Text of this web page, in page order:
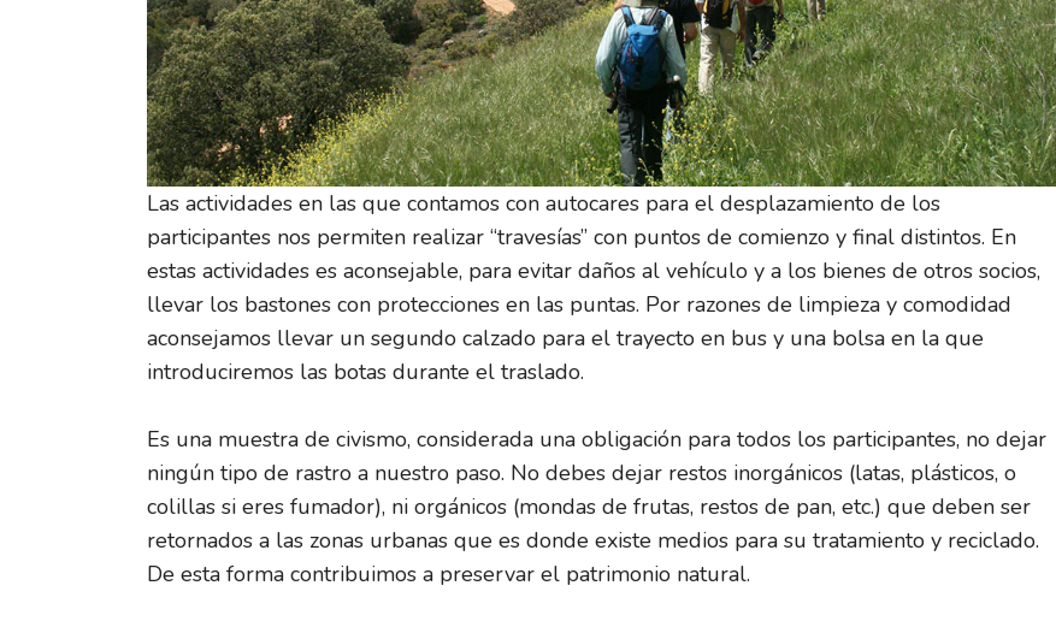
Las actividades en las que contamos con autocares para el desplazamiento de los
participantes nos permiten realizar “travesías” con puntos de comienzo y final distintos. En
estas actividades es aconsejable, para evitar daños al vehículo y a los bienes de otros socios,
llevar los bastones con protecciones en las puntas. Por razones de limpieza y comodidad
aconsejamos llevar un segundo calzado para el trayecto en bus y una bolsa en la que
introduciremos las botas durante el traslado.
Es una muestra de civismo, considerada una obligación para todos los participantes, no dejar
ningún tipo de rastro a nuestro paso. No debes dejar restos inorgánicos (latas, plásticos, o
colillas si eres fumador), ni orgánicos (mondas de frutas, restos de pan, etc.) que deben ser
retornados a las zonas urbanas que es donde existe medios para su tratamiento y reciclado.
De esta forma contribuimos a preservar el patrimonio natural.